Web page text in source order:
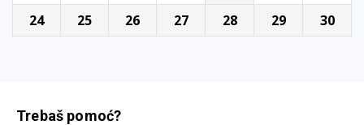
24
25 26 27 28 29 30
Trebaš pomoć?